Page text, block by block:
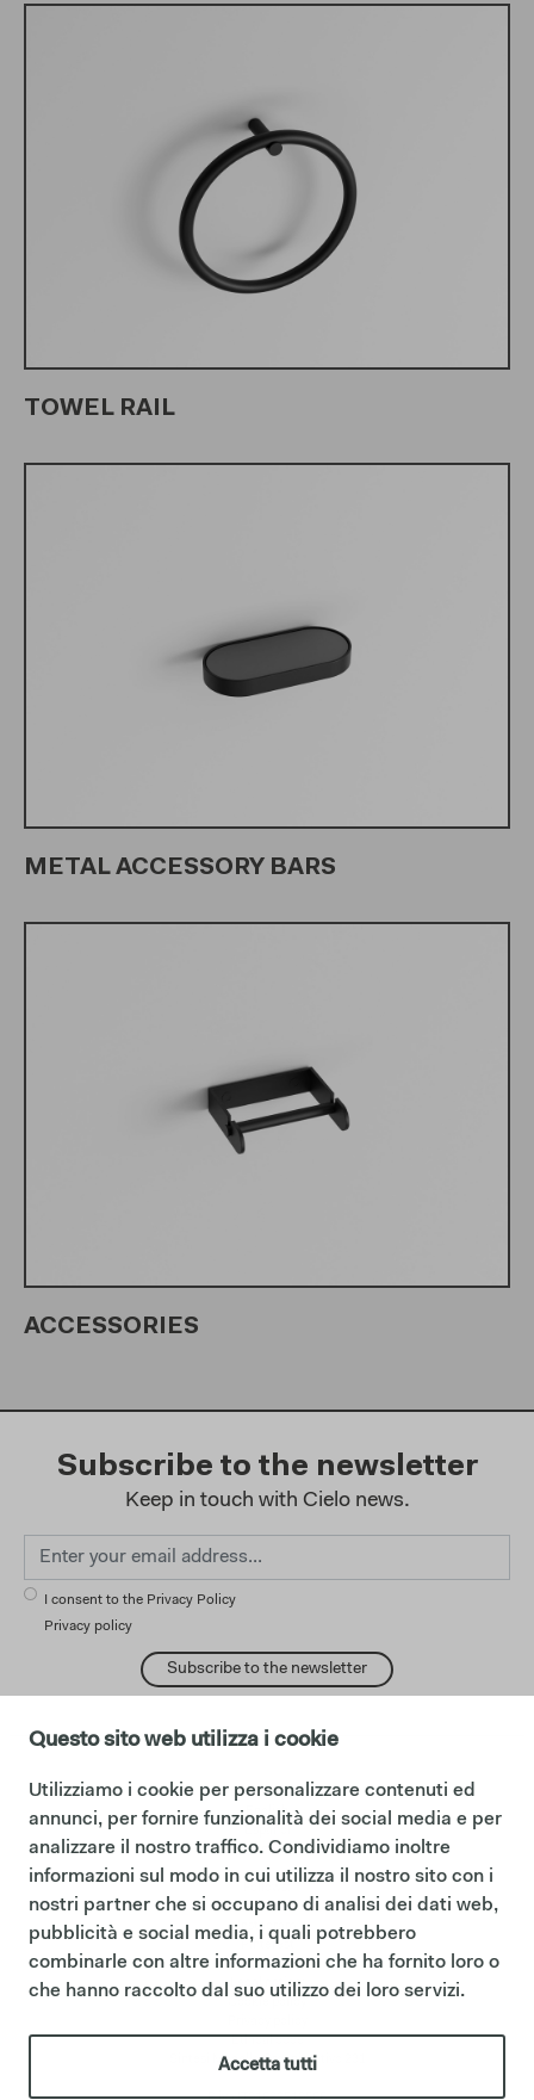
Questo sito web utilizza i cookie
Utilizziamo i cookie per personalizzare contenuti ed
annunci, per fornire funzionalità dei social media e per
analizzare il nostro traffico. Condividiamo inoltre
informazioni sul modo in cui utilizza il nostro sito con i
nostri partner che si occupano di analisi dei dati web,
pubblicità e social media, i quali potrebbero
combinarle con altre informazioni che ha fornito loro o
che hanno raccolto dal suo utilizzo dei loro servizi.
Accetta tutti
TOWEL RAIL
METAL ACCESSORY BARS
ACCESSORIES
Subscribe to the newsletter
Keep in touch with Cielo news.
I consent to the Privacy Policy
Privacy policy
Subscribe to the newsletter
change language:
English
Français
Facebook
Instagram
Pinterest
Legal notice:
Ethical code
Sintesi Modello Organizzativo 231